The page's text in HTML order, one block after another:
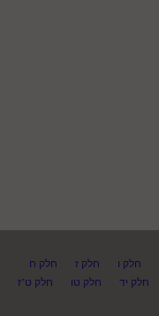
חלק ו חלק ז
חלק ח
חלק יד חלק טו
חלק ט"ז